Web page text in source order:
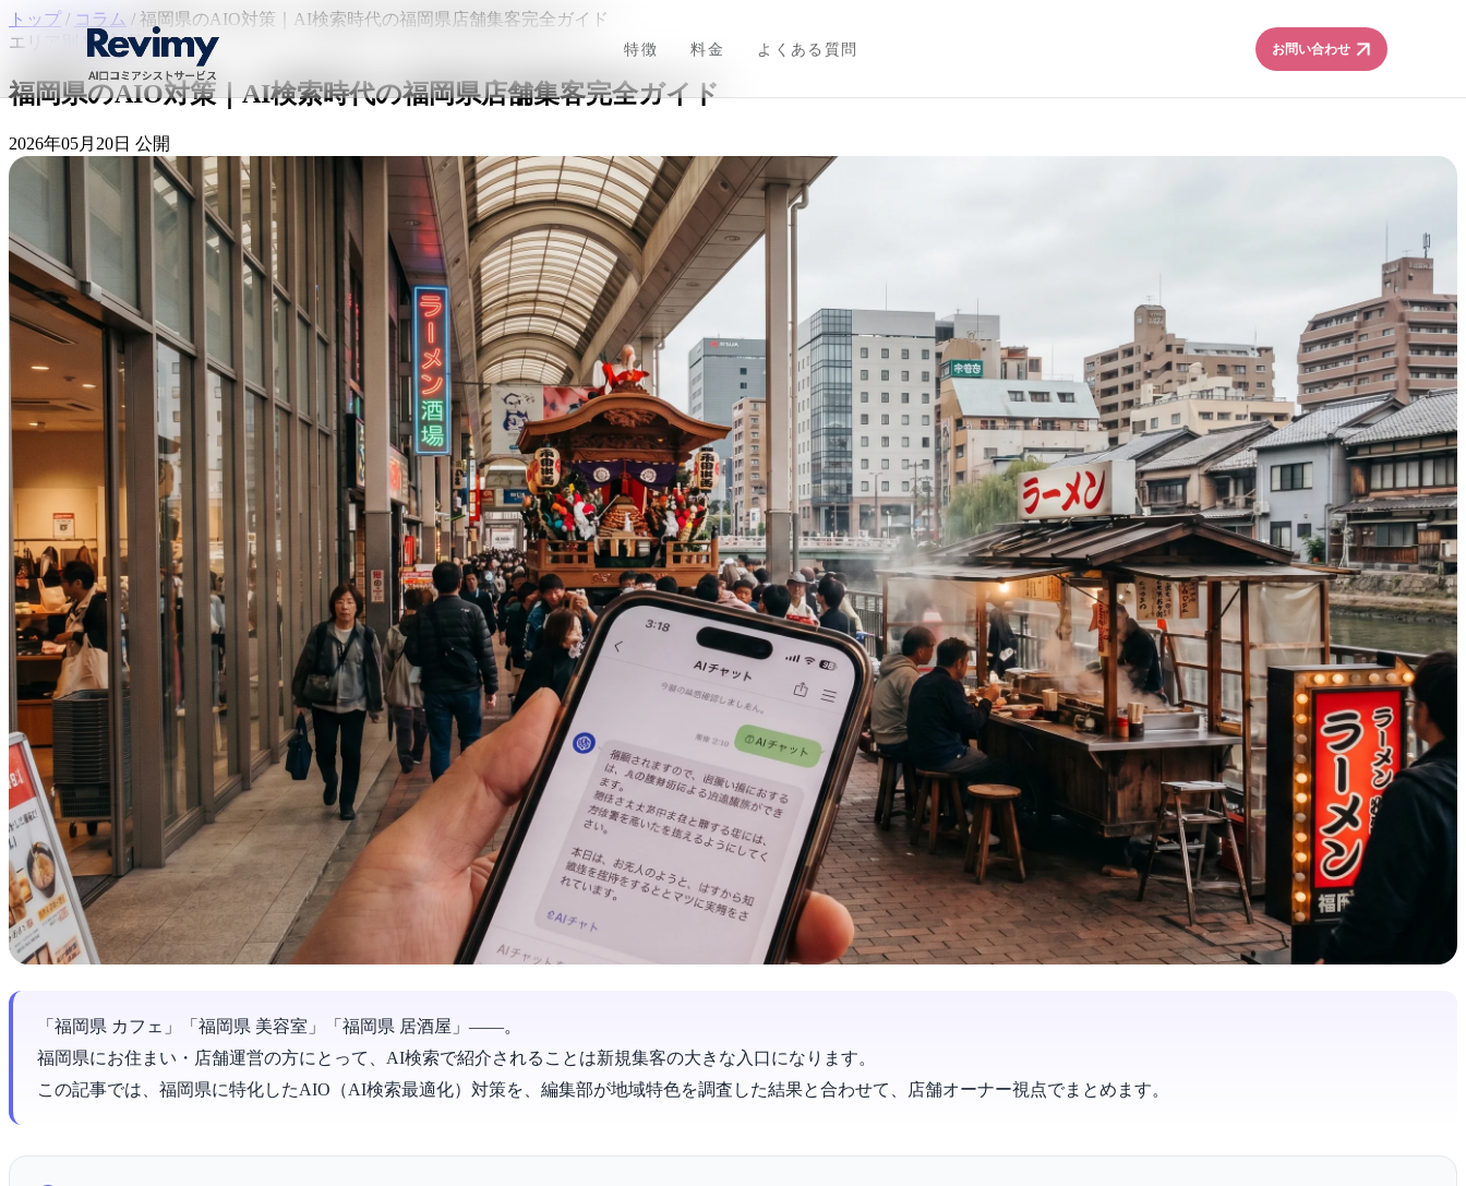
特徴 料金 よくある質問 お問い合わせarrow_forward
トップ / コラム / 福岡県のAIO対策｜AI検索時代の福岡県店舗集客完全ガイド
エリア別AIO対策
福岡県のAIO対策｜AI検索時代の福岡県店舗集客完全ガイド
2026年05月20日 公開
「福岡県 カフェ」「福岡県 美容室」「福岡県 居酒屋」――。
福岡県にお住まい・店舗運営の方にとって、AI検索で紹介されることは新規集客の大きな入口になります。
この記事では、福岡県に特化したAIO（AI検索最適化）対策を、編集部が地域特色を調査した結果と合わせて、店舗オーナー視点でまとめます。